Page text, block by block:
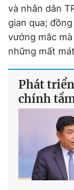
và nhân dân
gian qua;
vướng mắc
những mất
Phát
chính